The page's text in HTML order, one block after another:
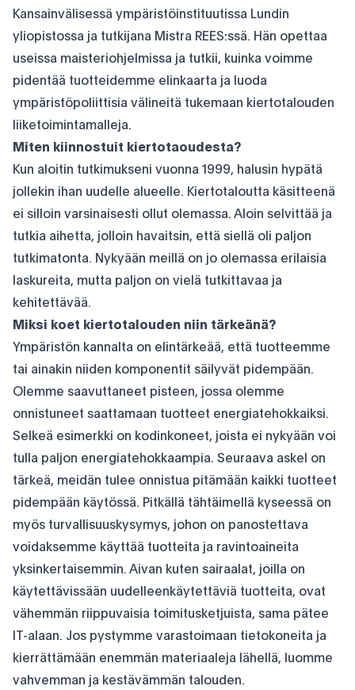
Kansainvälisessä ympäristöinstituutissa Lundin
yliopistossa ja tutkijana Mistra REES:ssä. Hän opettaa
useissa maisteriohjelmissa ja tutkii, kuinka voimme
pidentää tuotteidemme elinkaarta ja luoda
ympäristöpoliittisia välineitä tukemaan kiertotalouden
liiketoimintamalleja.
Miten kiinnostuit kiertotaoudesta?
Kun aloitin tutkimukseni vuonna 1999, halusin hypätä
jollekin ihan uudelle alueelle. Kiertotaloutta käsitteenä
ei silloin varsinaisesti ollut olemassa. Aloin selvittää ja
tutkia aihetta, jolloin havaitsin, että siellä oli paljon
tutkimatonta. Nykyään meillä on jo olemassa erilaisia ​​
laskureita, mutta paljon on vielä tutkittavaa ja
kehitettävää.
Miksi koet kiertotalouden niin tärkeänä?
Ympäristön kannalta on elintärkeää, että tuotteemme
tai ainakin niiden komponentit säilyvät pidempään.
Olemme saavuttaneet pisteen, jossa olemme
onnistuneet saattamaan tuotteet energiatehokkaiksi.
Selkeä esimerkki on kodinkoneet, joista ei nykyään voi
tulla paljon energiatehokkaampia. Seuraava askel on
tärkeä, meidän tulee onnistua pitämään kaikki tuotteet
pidempään käytössä. Pitkällä tähtäimellä kyseessä on
myös turvallisuuskysymys, johon on panostettava
voidaksemme käyttää tuotteita ja ravintoaineita
yksinkertaisemmin. Aivan kuten sairaalat, joilla on
käytettävissään uudelleenkäytettäviä tuotteita, ovat
vähemmän riippuvaisia ​​toimitusketjuista, sama pätee
IT-alaan. Jos pystymme varastoimaan tietokoneita ja
kierrättämään enemmän materiaaleja lähellä, luomme
vahvemman ja kestävämmän talouden.